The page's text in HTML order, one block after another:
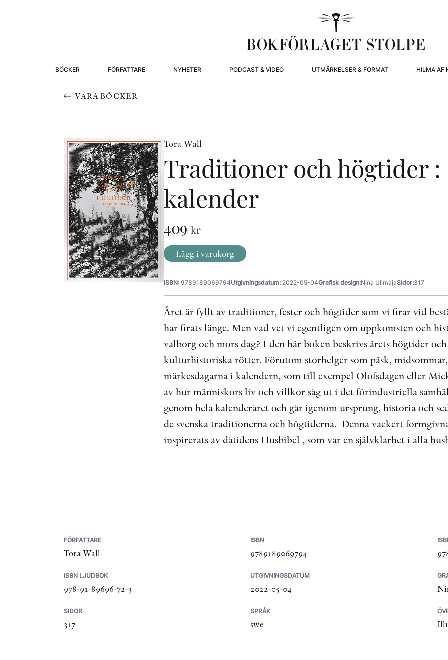
BÖCKER FÖRFATTARE NYHETER PODCAST & VIDEO UTMÄRKELSER & FORMAT HILMA AF
VÅRA BÖCKER
Tora Wall
Traditioner och högtider :
kalender
409 kr
Lägg i varukorg
ISBN: 9789189069794Utgivningsdatum: 2022-05-04Grafisk design:Nina UllmajaSidor:317
Året är fyllt av traditioner, fester och högtider som vi firar vid
har firats länge. Men vad vet vi egentligen om uppkomsten och
valborg och mors dag? I den här boken beskrivs årets högtider
kulturhistoriska rötter. Förutom storhelger som påsk,
märkesdagarna i kalendern, som till exempel Olofsdagen eller
av hur människors liv och villkor såg ut i det förindustriella
genom hela kalenderåret och går igenom ursprung, historia och
de svenska traditionerna och högtiderna. Denna vackert
inspirerats av dåtidens Husbibel , som var en självklarhet i alla
FÖRFATTARE
Tora Wall
ISBN
9789189069794
ISBN LJUDBOK
978-91-89696-72-3
UTGIVNINGSDATUM
2022-05-04
SIDOR
317
SPRÅK
swe